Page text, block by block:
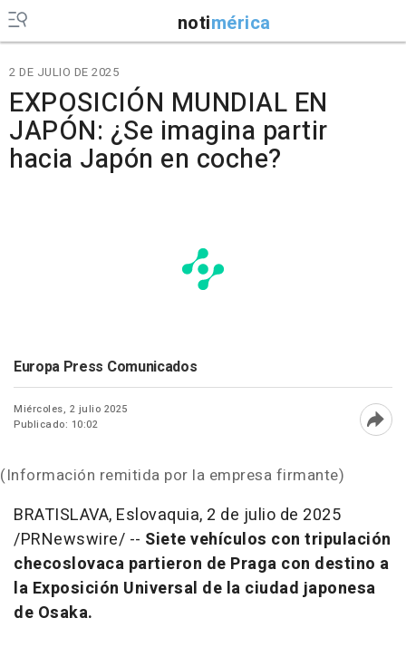
notimérica
2 DE JULIO DE 2025
EXPOSICIÓN MUNDIAL EN
JAPÓN: ¿Se imagina partir
hacia Japón en coche?
Europa Press Comunicados
Miércoles, 2 julio 2025
Publicado: 10:02
(Información remitida por la empresa firmante)
BRATISLAVA, Eslovaquia, 2 de julio de 2025
/PRNewswire/ -- Siete vehículos con tripulación
checoslovaca partieron de Praga con destino a
la Exposición Universal de la ciudad japonesa
de Osaka.